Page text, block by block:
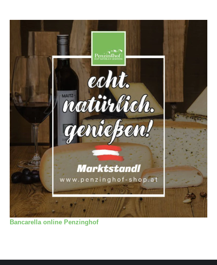
Bancarella online Penzinghof